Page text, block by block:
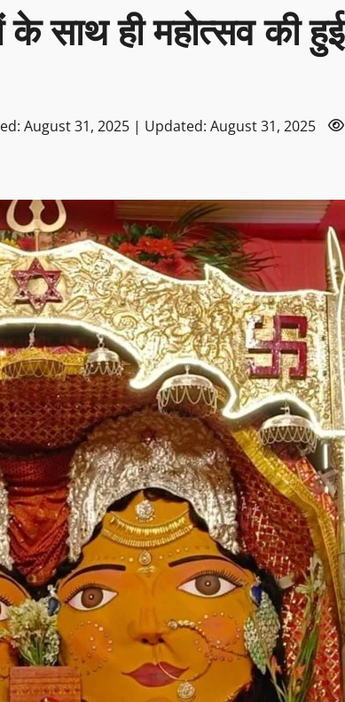
के साथ ही महोत्सव की हुई
August 31, 2025 | Updated: August 31, 2025